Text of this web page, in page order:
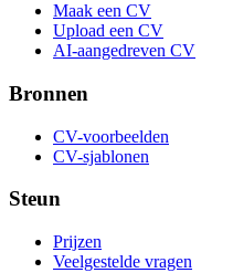
Maak een CV
Upload een CV
AI-aangedreven CV
Bronnen
CV-voorbeelden
CV-sjablonen
Steun
Prijzen
Veelgestelde vragen